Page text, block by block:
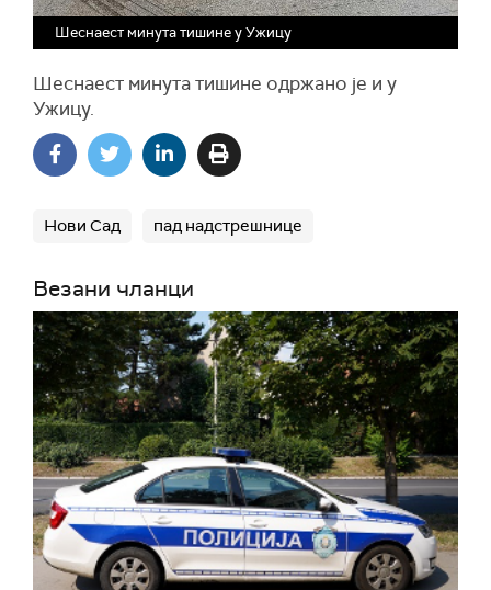
Шеснаест минута тишине у Ужицу
Шеснаест минута тишине одржано је и у
Ужицу.
Нови Сад пад надстрешнице
Везани чланци